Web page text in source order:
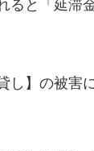
ると「延滞
】の被害